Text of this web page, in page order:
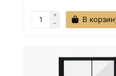
В